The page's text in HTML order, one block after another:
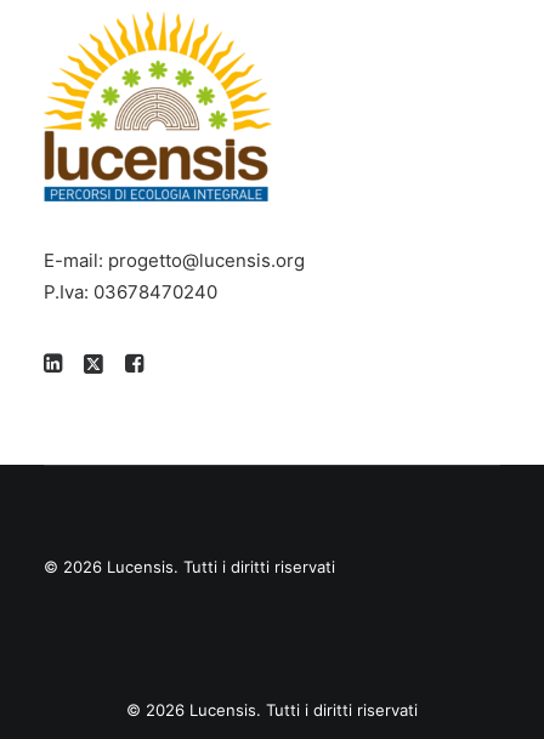
E-mail: progetto@lucensis.org
P.Iva: 03678470240
© 2026 Lucensis. Tutti i diritti riservati
© 2026 Lucensis. Tutti i diritti riservati